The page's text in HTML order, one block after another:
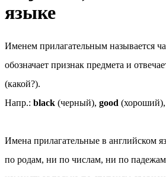
языке
Именем прилагательным называется
обозначает признак предмета и
(какой?).
Напр.: black (черный), good (хороший),
Имена прилагательные в английском
по родам, ни по числам, ни по